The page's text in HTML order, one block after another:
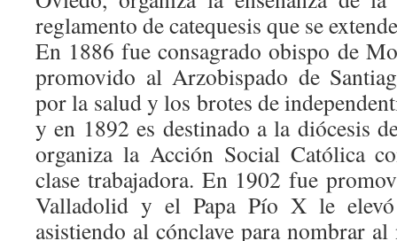
reglamento de catequesis que se
En 1886 fue consagrado obispo de
promovido al Arzobispado de
por la salud y los brotes de
y en 1892 es destinado a la diócesis
organiza la Acción Social Católica
clase trabajadora. En 1902 fue
Valladolid y el Papa Pío X le
asistiendo al cónclave para nombrar al